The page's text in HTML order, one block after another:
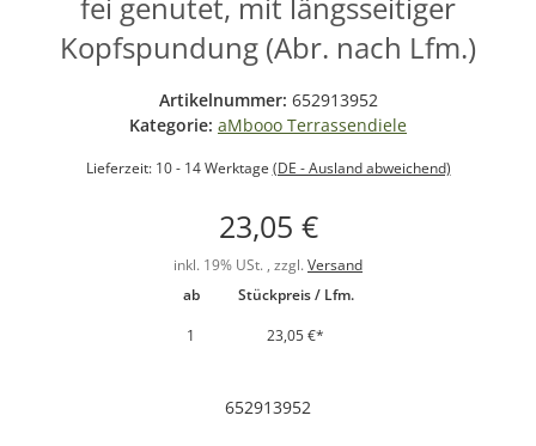
Kopfspundung (Abr. nach Lfm.)
Artikelnummer: 652913952
Kategorie: aMbooo Terrassendiele
Lieferzeit: 10 - 14 Werktage (DE - Ausland abweichend)
23,05 €
inkl. 19% USt. , zzgl. Versand
ab
Stückpreis / Lfm.
1
23,05 €*
652913952